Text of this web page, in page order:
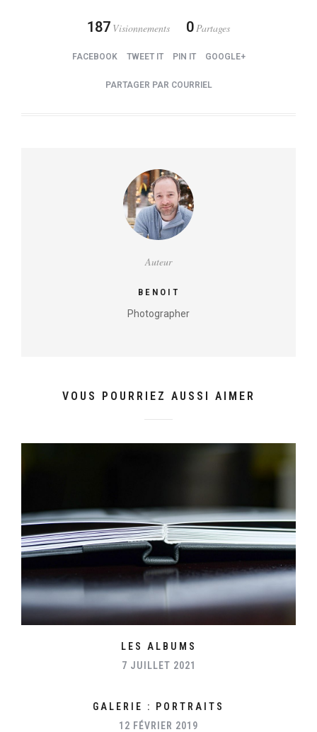
187 Visionnements 0Partages
FACEBOOK TWEET IT PIN IT GOOGLE+
PARTAGER PAR COURRIEL
Auteur
BENOIT
Photographer
VOUS POURRIEZ AUSSI AIMER
LES ALBUMS
7 JUILLET 2021
GALERIE : PORTRAITS
12 FÉVRIER 2019